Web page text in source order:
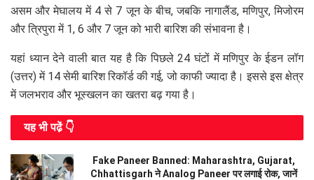
असम और मेघालय में 4 से 7 जून के बीच, जबकि नागालैंड, मणिपुर, मिजोरम
और त्रिपुरा में 1, 6 और 7 जून को भारी बारिश की संभावना है।
यहां ध्यान देने वाली बात यह है कि पिछले 24 घंटों में मणिपुर के ईडन लॉग
(उत्तर) में 14 सेमी बारिश रिकॉर्ड की गई, जो काफी ज्यादा है। इससे इस क्षेत्र
में जलभराव और भूस्खलन का खतरा बढ़ गया है।
यह भी पढे़ं 👇
Fake Paneer Banned: Maharashtra, Gujarat,
Chhattisgarh ने Analog Paneer पर लगाई रोक, जानें